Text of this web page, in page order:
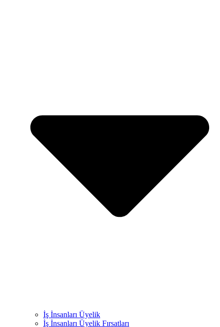
İş İnsanları Üyelik
İş İnsanları Üyelik Fırsatları